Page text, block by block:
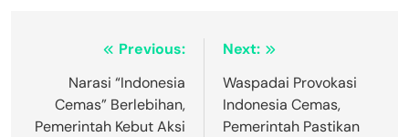
navigation
Previous:
Narasi “Indonesia
Cemas” Berlebihan,
Pemerintah Kebut Aksi
Next:
Waspadai Provokasi
Indonesia Cemas,
Pemerintah Pastikan